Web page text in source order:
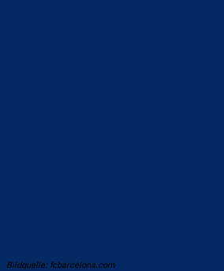
Bildquelle: fcbarcelona.com